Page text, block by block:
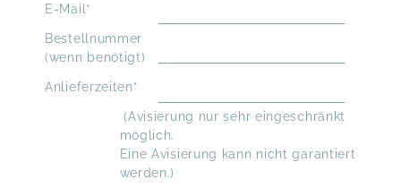
E-Mail*
Bestellnummer
(wenn benötigt)
Anlieferzeiten*
(Avisierung nur sehr eingeschränkt
möglich.
Eine Avisierung kann nicht garantiert
werden.)